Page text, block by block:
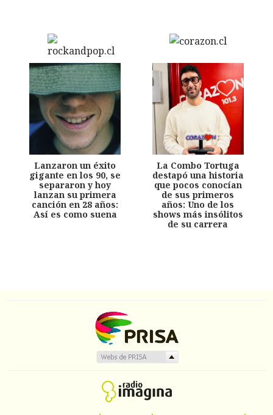
Lanzaron un éxito
gigante en los 90, se
separaron y hoy
lanzan su primera
canción en 28 años:
Así es como suena
La Combo Tortuga
destapó una historia
que pocos conocían
de sus primeros
años: Uno de los
shows más insólitos
de su carrera